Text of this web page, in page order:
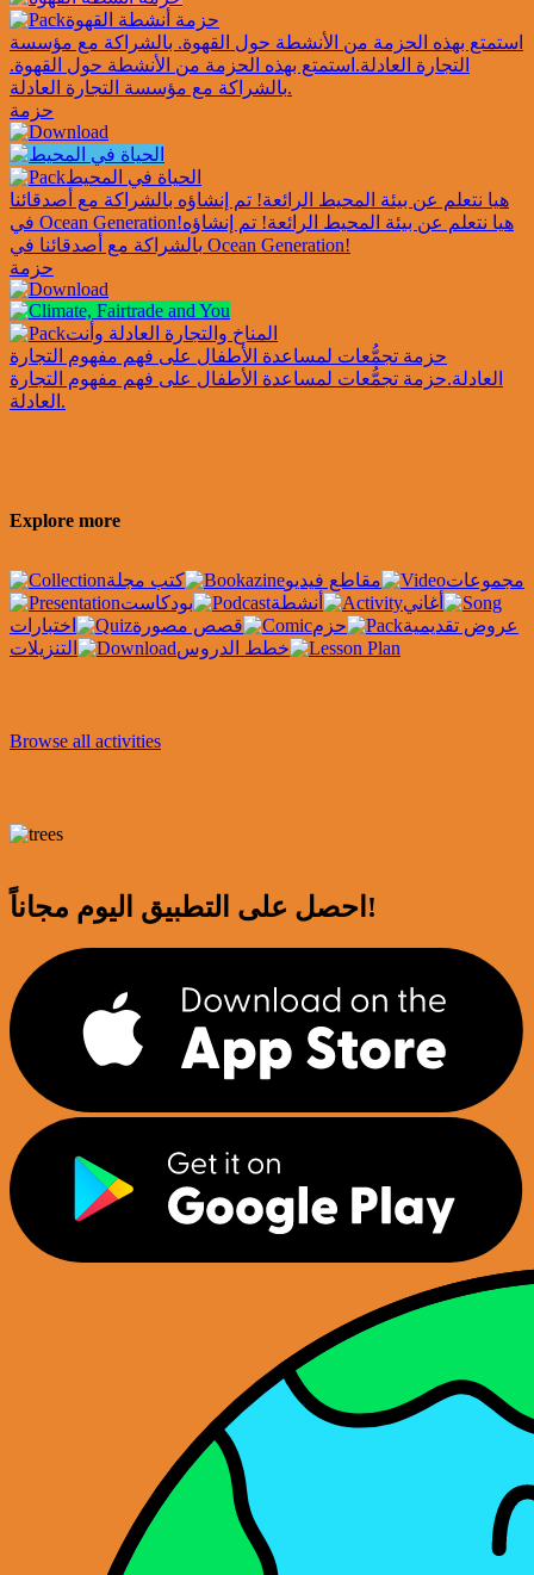
حزمة أنشطة القهوة
استمتع بهذه الحزمة من الأنشطة حول القهوة. بالشراكة مع مؤسسة
التجارة العادلة. استمتع بهذه الحزمة من الأنشطة حول القهوة.
بالشراكة مع مؤسسة التجارة العادلة.
حزمة
الحياة في المحيط
هيا نتعلم عن بيئة المحيط الرائعة! تم إنشاؤه بالشراكة مع أصدقائنا
في Ocean Generation!هيا نتعلم عن بيئة المحيط الرائعة! تم إنشاؤه
بالشراكة مع أصدقائنا في Ocean Generation!
حزمة
المناخ والتجارة العادلة وأنت
حزمة تجمُّعات لمساعدة الأطفال على فهم مفهوم التجارة
العادلة.حزمة تجمُّعات لمساعدة الأطفال على فهم مفهوم التجارة
العادلة.
Explore more
مجموعات مقاطع فيديو
كتب مجلة
أغاني
أنشطة
بودكاست
عروض تقديمية
حزم قصص مصورة
اختبارات
خطط الدروس
التنزيلات
Browse all activities
احصل على التطبيق اليوم مجاناً!